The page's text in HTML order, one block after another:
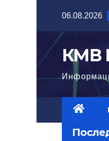
содержимому
06.08.2026
КМВ